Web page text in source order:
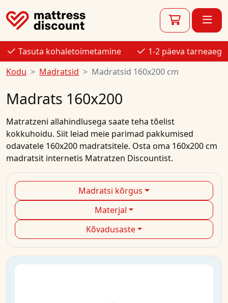
Tasuta kohaletoimetamine
1-2 päeva tarneaeg
Kodu
Madratsid Madratsid 160x200 cm
Madrats 160x200
Matratzeni allahindlusega saate teha tõelist
kokkuhoidu. Siit leiad meie parimad pakkumised
odavatele 160x200 madratsitele. Osta oma 160x200 cm
madratsit internetis Matratzen Discountist.
Madratsi kõrgus
Materjal
Kõvadusaste